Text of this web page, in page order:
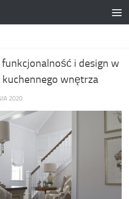
i design w
wnętrza
2020